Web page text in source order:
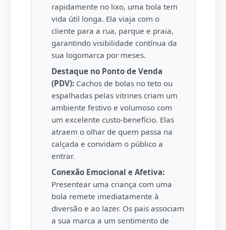
rapidamente no lixo, uma bola tem
vida útil longa. Ela viaja com o
cliente para a rua, parque e praia,
garantindo visibilidade contínua da
sua logomarca por meses.
Destaque no Ponto de Venda
(PDV): Cachos de bolas no teto ou
espalhadas pelas vitrines criam um
ambiente festivo e volumoso com
um excelente custo-benefício. Elas
atraem o olhar de quem passa na
calçada e convidam o público a
entrar.
Conexão Emocional e Afetiva:
Presentear uma criança com uma
bola remete imediatamente à
diversão e ao lazer. Os pais associam
a sua marca a um sentimento de